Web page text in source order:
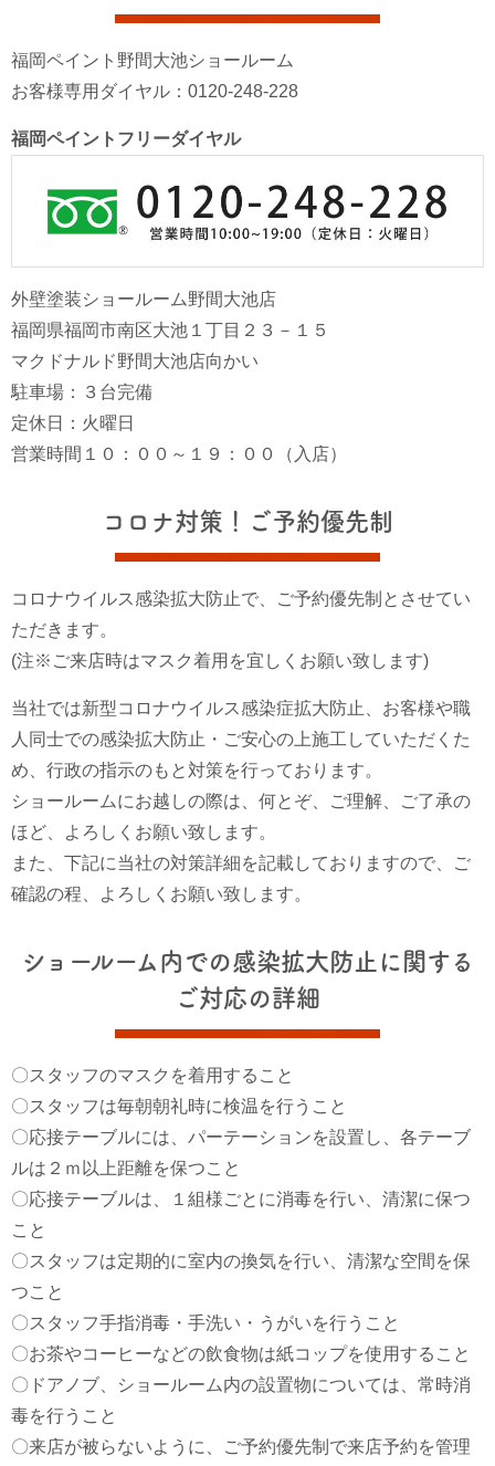
福岡ペイント野間大池ショールーム
お客様専用ダイヤル：0120-248-228
福岡ペイントフリーダイヤル
外壁塗装ショールーム野間大池店
福岡県福岡市南区大池１丁目２３－１５
マクドナルド野間大池店向かい
駐車場：３台完備
定休日：火曜日
営業時間１０：００～１９：００（入店）
コロナ対策！ご予約優先制
コロナウイルス感染拡大防止で、ご予約優先制とさせてい
ただきます。
(注※ご来店時はマスク着用を宜しくお願い致します)
当社では新型コロナウイルス感染症拡大防止、お客様や職
人同士での感染拡大防止・ご安心の上施工していただくた
め、行政の指示のもと対策を行っております。
ショールームにお越しの際は、何とぞ、ご理解、ご了承の
ほど、よろしくお願い致します。
また、下記に当社の対策詳細を記載しておりますので、ご
確認の程、よろしくお願い致します。
ショールーム内での感染拡大防止に関する
ご対応の詳細
〇スタッフのマスクを着用すること
〇スタッフは毎朝朝礼時に検温を行うこと
〇応接テーブルには、パーテーションを設置し、各テーブ
ルは２ｍ以上距離を保つこと
〇応接テーブルは、１組様ごとに消毒を行い、清潔に保つ
こと
〇スタッフは定期的に室内の換気を行い、清潔な空間を保
つこと
〇スタッフ手指消毒・手洗い・うがいを行うこと
〇お茶やコーヒーなどの飲食物は紙コップを使用すること
〇ドアノブ、ショールーム内の設置物については、常時消
毒を行うこと
〇来店が被らないように、ご予約優先制で来店予約を管理